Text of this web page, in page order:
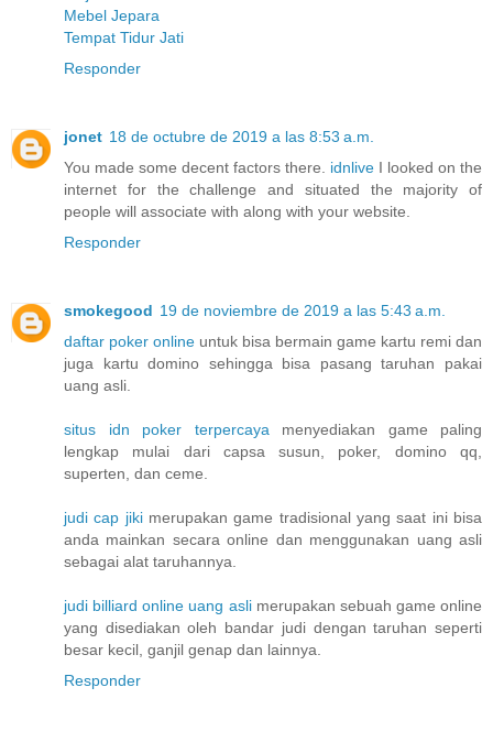
Mebel Jepara
Tempat Tidur Jati
Responder
jonet 18 de octubre de 2019 a las 8:53 a.m.
You made some decent factors there. idnlive I looked on the
internet for the challenge and situated the majority of
people will associate with along with your website.
Responder
smokegood 19 de noviembre de 2019 a las 5:43 a.m.
daftar poker online untuk bisa bermain game kartu remi dan
juga kartu domino sehingga bisa pasang taruhan pakai
uang asli.
situs idn poker terpercaya menyediakan game paling
lengkap mulai dari capsa susun, poker, domino qq,
superten, dan ceme.
judi cap jikimerupakan game tradisional yang saat ini bisa
anda mainkan secara online dan menggunakan uang asli
sebagai alat taruhannya.
judi billiard online uang aslimerupakan sebuah game online
yang disediakan oleh bandar judi dengan taruhan seperti
besar kecil, ganjil genap dan lainnya.
Responder